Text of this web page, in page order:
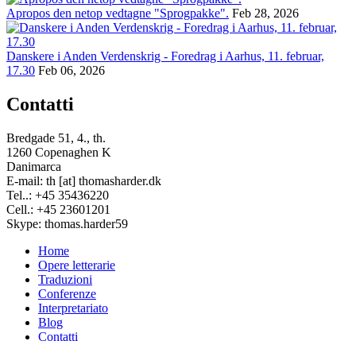
Apropos den netop vedtagne "Sprogpakke". Feb 28, 2026
Danskere i Anden Verdenskrig - Foredrag i Aarhus, 11. februar,
17.30 Feb 06, 2026
Contatti
Bredgade 51, 4., th.
1260 Copenaghen K
Danimarca
E-mail: th [at] thomasharder.dk
Tel..: +45 35436220
Cell.: +45 23601201
Skype: thomas.harder59
Footer
menu
Home
Opere letterarie
Traduzioni
Conferenze
Interpretariato
Blog
Contatti